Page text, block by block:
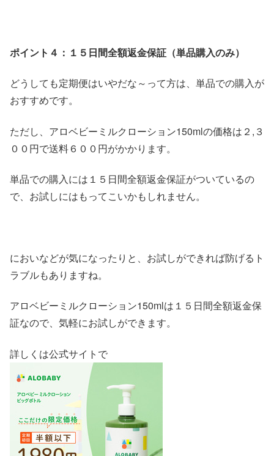
ポイント４：１５日間全額返金保証（単品購入のみ）
どうしても定期便はいやだな～って方は、単品での購入が
おすすめです。
ただし、アロベビーミルクローション150mlの価格は２,３
００円で送料６００円がかかります。
単品での購入には１５日間全額返金保証がついているの
で、お試しにはもってこいかもしれません。
においなどが気になったりと、お試しができれば防げるト
ラブルもありますね。
アロベビーミルクローション150mlは１５日間全額返金保
証なので、気軽にお試しができます。
詳しくは公式サイトで